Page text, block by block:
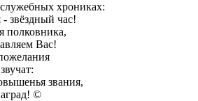
хрониках:
- звёздный час!
полковника,
Вас!
звания,
©